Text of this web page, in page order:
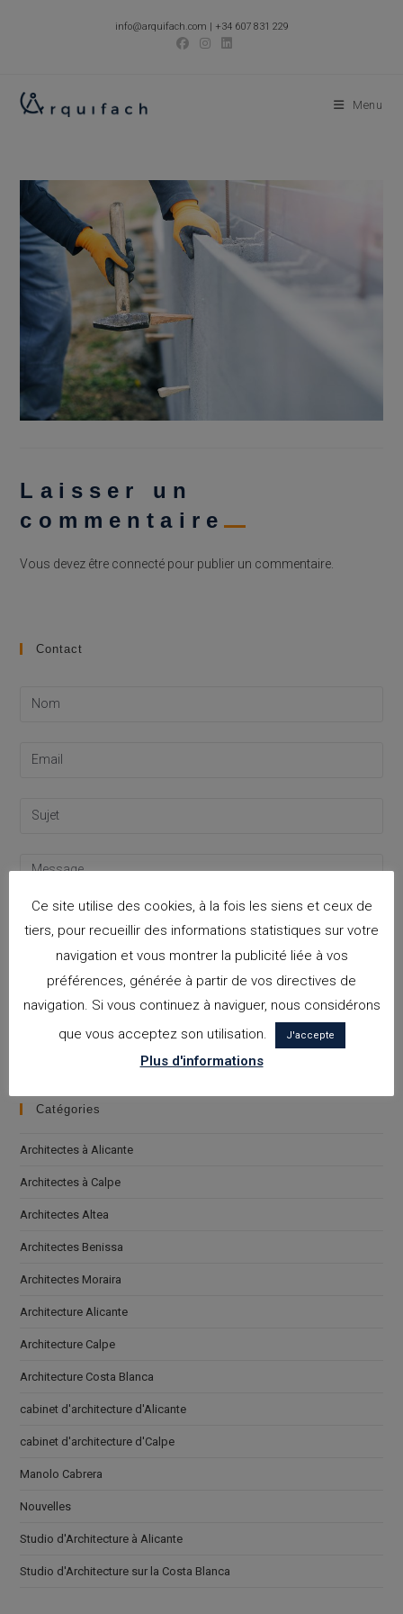
info@arquifach.com | +34 607 831 229
Menu
Laisser un
commentaire
Vous devez être connecté pour publier un commentaire.
Contact
Please leave this field empty.
Catégories
Architectes à Alicante
Architectes à Calpe
Architectes Altea
Architectes Benissa
Architectes Moraira
Architecture Alicante
Architecture Calpe
Architecture Costa Blanca
cabinet d'architecture d'Alicante
cabinet d'architecture d'Calpe
Manolo Cabrera
Nouvelles
Studio d'Architecture à Alicante
Studio d'Architecture sur la Costa Blanca
Ce site utilise des cookies, à la fois les siens et ceux de
tiers, pour recueillir des informations statistiques sur votre
navigation et vous montrer la publicité liée à vos
préférences, générée à partir de vos directives de
navigation. Si vous continuez à naviguer, nous considérons
que vous acceptez son utilisation.
J'accepte
Plus d'informations